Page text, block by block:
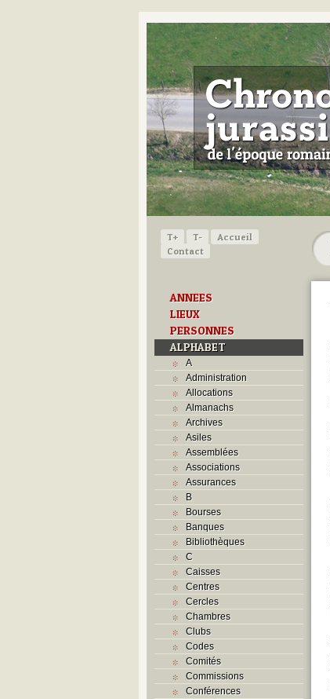
T+ T-
Accueil
Contact
ANNEES
LIEUX
PERSONNES
ALPHABET
A
Administration
Allocations
Almanachs
Archives
Asiles
Assemblées
Associations
Assurances
B
Bourses
Banques
Bibliothèques
C
Caisses
Centres
Cercles
Chambres
Clubs
Codes
Comités
Commissions
Conférences